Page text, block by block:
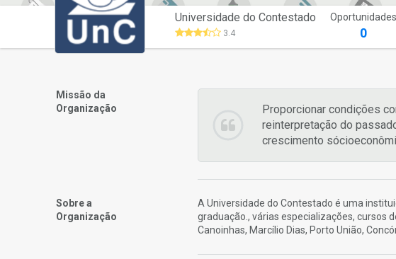
Universidade do Contestado
3.4
Oportunidades
0
Missão da
Organização
Proporcionar condições
reinterpretação do
crescimento
Sobre a
Organização
A Universidade do Contestado é uma
graduação., várias especializações, cursos
Canoinhas, Marcílio Dias, Porto União,